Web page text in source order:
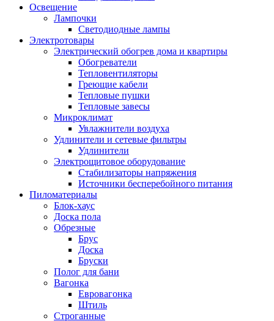
Освещение
Лампочки
Светодиодные лампы
Электротовары
Электрический обогрев дома и квартиры
Обогреватели
Тепловентиляторы
Греющие кабели
Тепловые пушки
Тепловые завесы
Микроклимат
Увлажнители воздуха
Удлинители и сетевые фильтры
Удлинители
Электрощитовое оборудование
Стабилизаторы напряжения
Источники бесперебойного питания
Пиломатериалы
Блок-хаус
Доска пола
Обрезные
Брус
Доска
Бруски
Полог для бани
Вагонка
Евровагонка
Штиль
Строганные